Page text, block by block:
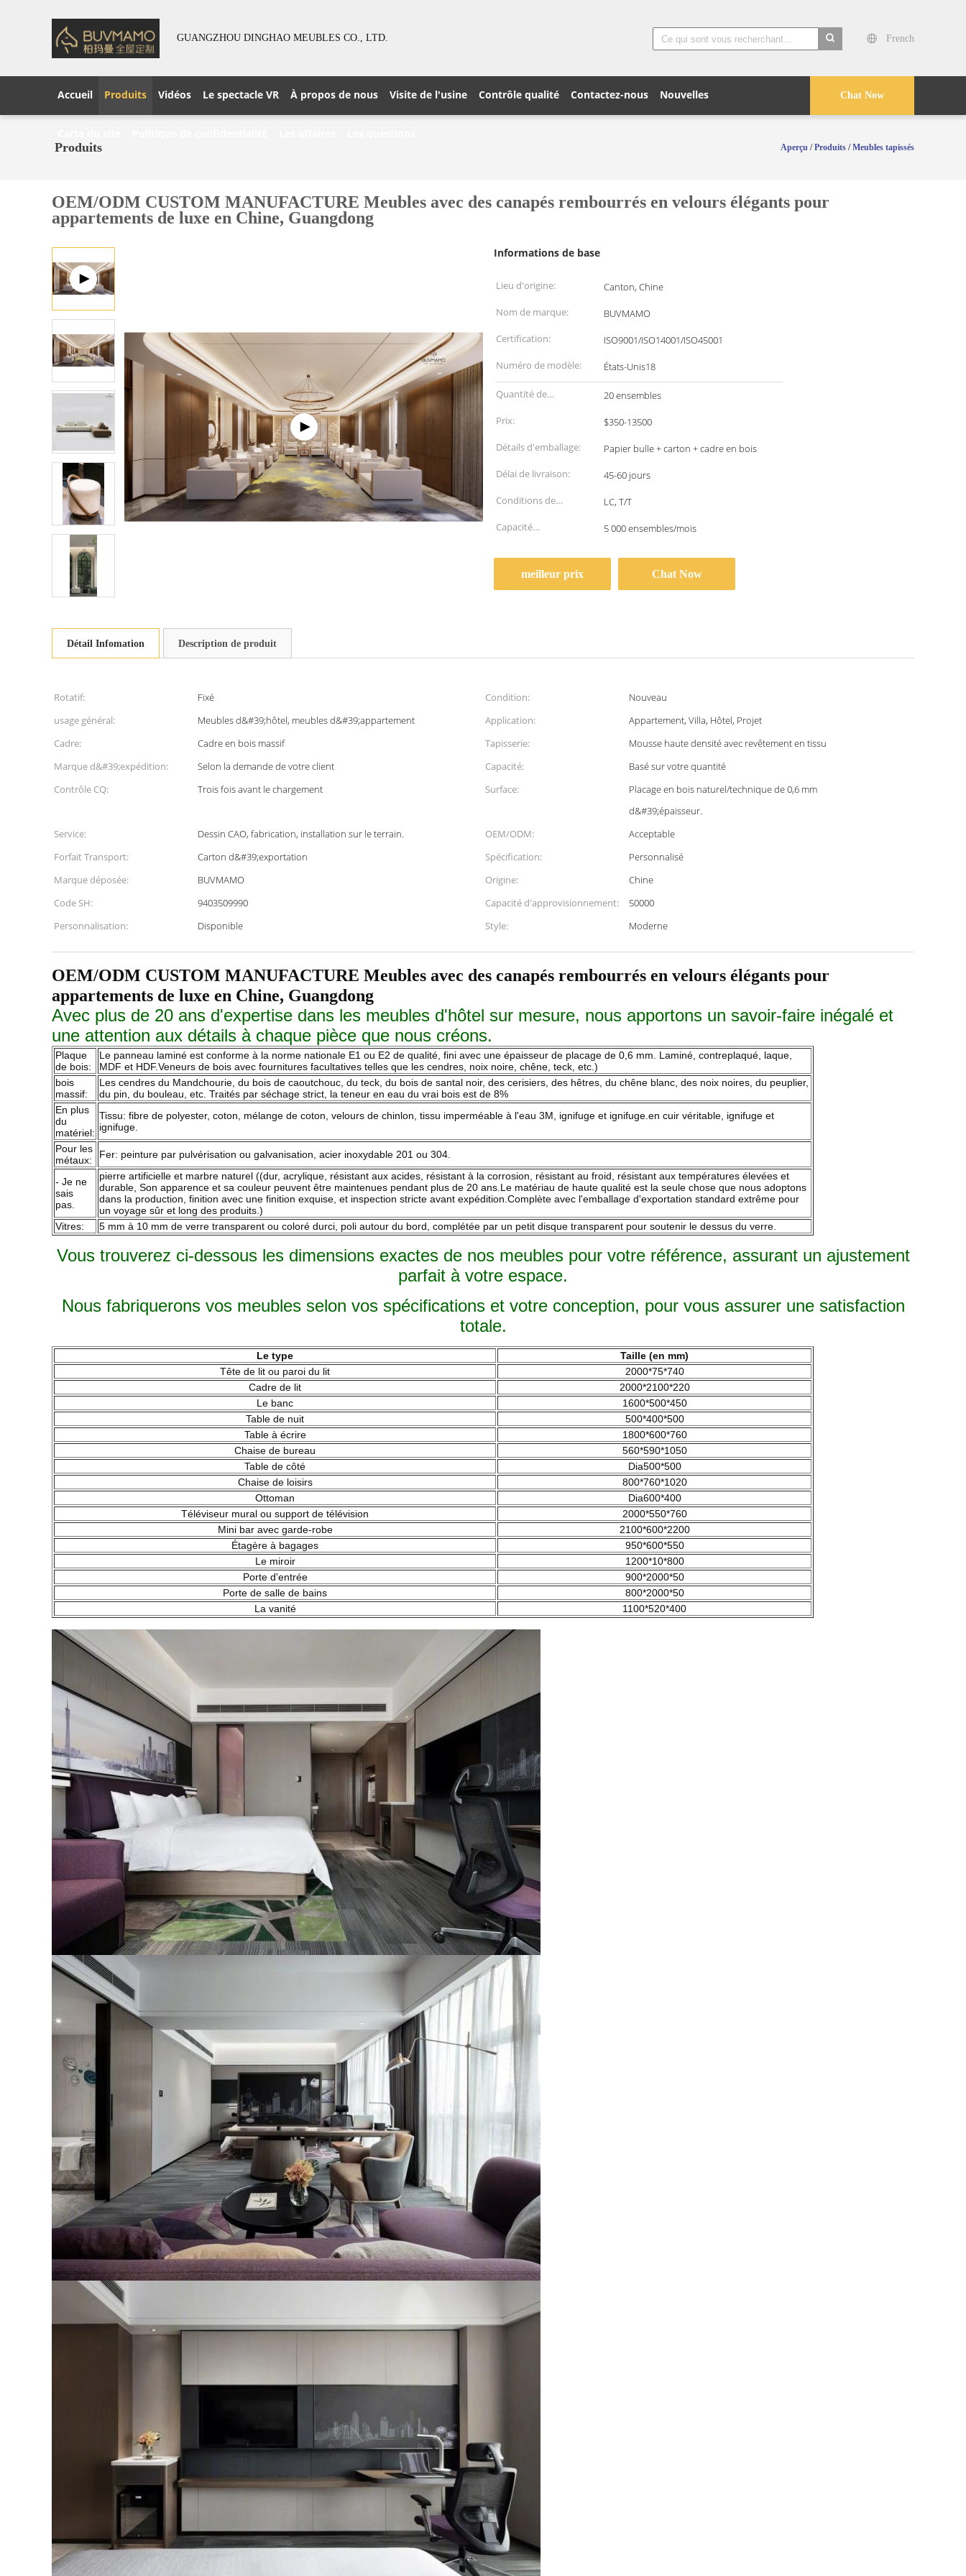
GUANGZHOU DINGHAO MEUBLES CO., LTD.
French
Chat Now
Accueil Produits Vidéos Le spectacle VR À propos de nous Visite de l'usine Contrôle qualité Contactez-nous Nouvelles
Produits Aperçu /Produits /Meubles tapissés
OEM/ODM CUSTOM MANUFACTURE Meubles avec des canapés rembourrés en velours élégants pour
appartements de luxe en Chine, Guangdong
Informations de base
Lieu d'origine:
Canton, Chine
Nom de marque:
BUVMAMO
Certification:
ISO9001/ISO14001/ISO45001
Numéro de modèle:
États-Unis18
Quantité de
commande min:
20 ensembles
Prix:
$350-13500
Détails d'emballage:
Papier bulle + carton + cadre en bois
Délai de livraison:
45-60 jours
Conditions de
paiement:
LC, T/T
Capacité
5 000 ensembles/mois
meilleur prix Chat Now
Détail Infomation Description de produit
Rotatif: Fixé Condition:
Nouveau
usage général:
Meubles d&#39;hôtel, meubles d&#39;appartement Application:
Appartement, Villa, Hôtel, Projet
Cadre:
Cadre en bois massif Tapisserie:
Mousse haute densité avec revêtement en tissu
Marque d&#39;expédition:
Selon la demande de votre client Capacité:
Basé sur votre quantité
Contrôle CQ:
Trois fois avant le chargement Surface:
Placage en bois naturel/technique de 0,6 mm
d&#39;épaisseur.
Service:
Dessin CAO, fabrication, installation sur le terrain. OEM/ODM:
Acceptable
Forfait Transport:
Carton d&#39;exportation Spécification:
Personnalisé
Marque déposée:
BUVMAMO Origine:
Chine
Code SH:
9403509990 Capacité d'approvisionnement:
50000
Personnalisation:
Disponible Style: Moderne
OEM/ODM CUSTOM MANUFACTURE Meubles avec des canapés rembourrés en velours élégants pour
appartements de luxe en Chine, Guangdong
Avec plus de 20 ans d'expertise dans les meubles d'hôtel sur mesure, nous apportons un savoir-faire inégalé et
une attention aux détails à chaque pièce que nous créons.
Plaque
de bois:
Le panneau laminé est conforme à la norme nationale E1 ou E2 de qualité, fini avec une épaisseur de placage de 0,6 mm. Laminé, contreplaqué, laque,
MDF et HDF.Veneurs de bois avec fournitures facultatives telles que les cendres, noix noire, chêne, teck, etc.)
bois
massif:
Les cendres du Mandchourie, du bois de caoutchouc, du teck, du bois de santal noir, des cerisiers, des hêtres, du chêne blanc, des noix noires, du peuplier,
du pin, du bouleau, etc. Traités par séchage strict, la teneur en eau du vrai bois est de 8%
En plus
du
matériel:
Tissu: fibre de polyester, coton, mélange de coton, velours de chinlon, tissu imperméable à l'eau 3M, ignifuge et ignifuge.en cuir véritable, ignifuge et
ignifuge.
Pour les
métaux:
Fer: peinture par pulvérisation ou galvanisation, acier inoxydable 201 ou 304.
- Je ne
sais
pas.
pierre artificielle et marbre naturel ((dur, acrylique, résistant aux acides, résistant à la corrosion, résistant au froid, résistant aux températures élevées et
durable, Son apparence et sa couleur peuvent être maintenues pendant plus de 20 ans.Le matériau de haute qualité est la seule chose que nous adoptons
dans la production, finition avec une finition exquise, et inspection stricte avant expédition.Complète avec l'emballage d'exportation standard extrême pour
un voyage sûr et long des produits.)
Vitres:
5 mm à 10 mm de verre transparent ou coloré durci, poli autour du bord, complétée par un petit disque transparent pour soutenir le dessus du verre.
Vous trouverez ci-dessous les dimensions exactes de nos meubles pour votre référence, assurant un ajustement
parfait à votre espace.
Nous fabriquerons vos meubles selon vos spécifications et votre conception, pour vous assurer une satisfaction
totale.
Le type
Taille (en mm)
Tête de lit ou paroi du lit
2000*75*740
Cadre de lit
2000*2100*220
Le banc
1600*500*450
Table de nuit
500*400*500
Table à écrire
1800*600*760
Chaise de bureau
560*590*1050
Table de côté
Dia500*500
Chaise de loisirs
800*760*1020
Ottoman
Dia600*400
Téléviseur mural ou support de télévision
2000*550*760
Mini bar avec garde-robe
2100*600*2200
Étagère à bagages
950*600*550
Le miroir
1200*10*800
Porte d'entrée
900*2000*50
Porte de salle de bains
800*2000*50
La vanité
1100*520*400